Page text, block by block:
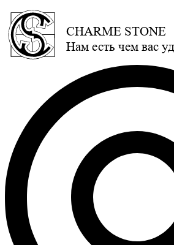
CHARME STONE
Нам есть чем вас